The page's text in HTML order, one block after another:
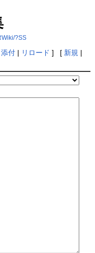
?SS
添付| リロード ] [ 新規 |